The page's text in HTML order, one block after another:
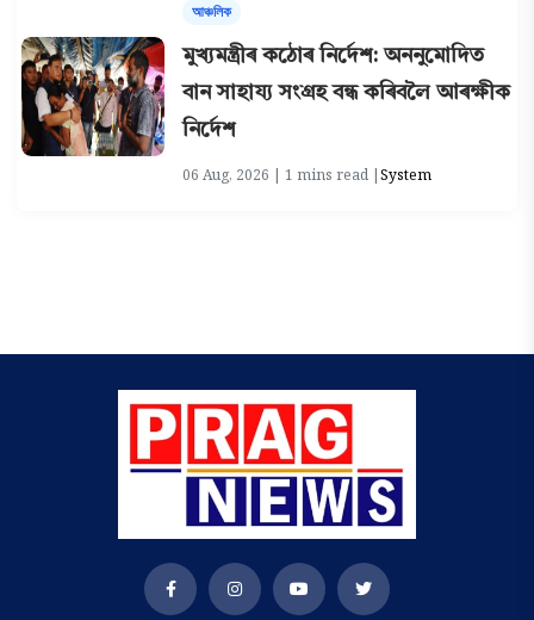
আঞ্চলিক
মুখ্যমন্ত্ৰীৰ কঠোৰ নিৰ্দেশ: অননুমোদিত
বান সাহায্য সংগ্ৰহ বন্ধ কৰিবলৈ আৰক্ষীক
নিৰ্দেশ
06 Aug, 2026 | 1 mins read |System